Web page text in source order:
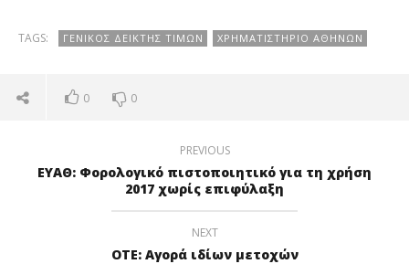
TAGS: ΓΕΝΙΚΌΣ ΔΕΊΚΤΗΣ ΤΙΜΏΝ ΧΡΗΜΑΤΙΣΤΉΡΙΟ ΑΘΗΝΏΝ
0 0
PREVIOUS
ΕΥΑΘ: Φορολογικό πιστοποιητικό για τη χρήση
2017 χωρίς επιφύλαξη
NEXT
ΟΤΕ: Αγορά ιδίων μετοχών